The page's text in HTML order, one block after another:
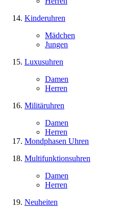
Kinderuhren
Mädchen
Jungen
Luxusuhren
Damen
Herren
Militäruhren
Damen
Herren
Mondphasen Uhren
Multifunktionsuhren
Damen
Herren
Neuheiten